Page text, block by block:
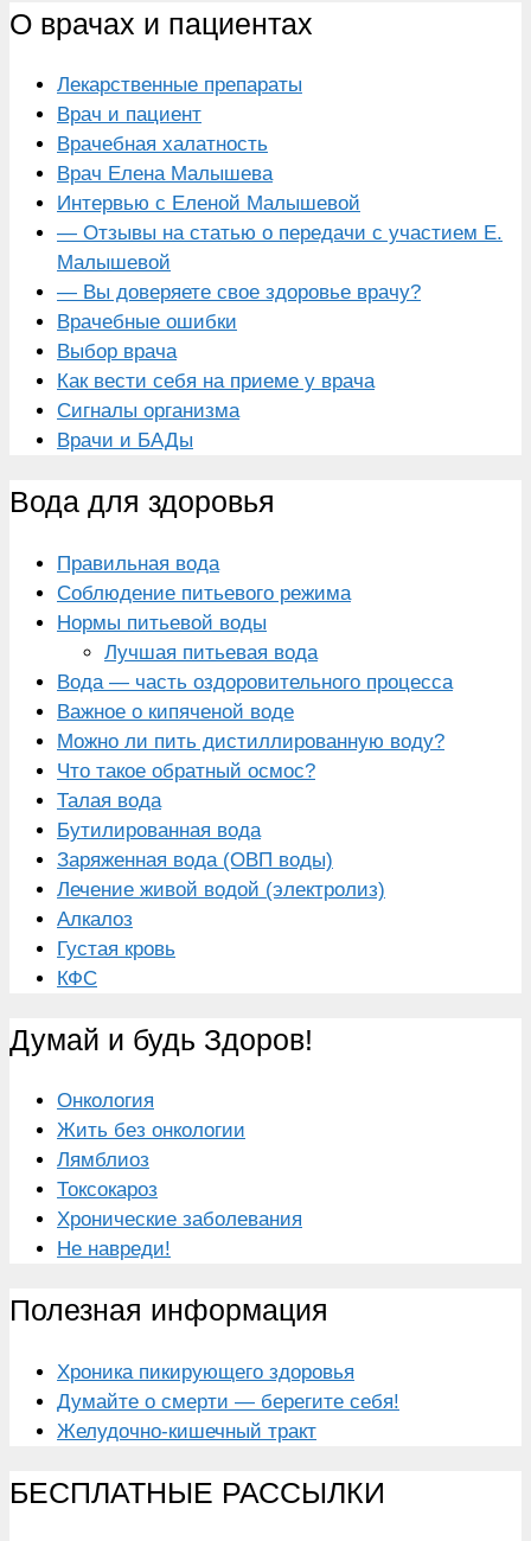
О врачах и пациентах
Лекарственные препараты
Врач и пациент
Врачебная халатность
Врач Елена Малышева
Интервью с Еленой Малышевой
— Отзывы на статью о передачи с участием Е.
Малышевой
— Вы доверяете свое здоровье врачу?
Врачебные ошибки
Выбор врача
Как вести себя на приеме у врача
Сигналы организма
Врачи и БАДы
Вода для здоровья
Правильная вода
Соблюдение питьевого режима
Нормы питьевой воды
Лучшая питьевая вода
Вода — часть оздоровительного процесса
Важное о кипяченой воде
Можно ли пить дистиллированную воду?
Что такое обратный осмос?
Талая вода
Бутилированная вода
Заряженная вода (ОВП воды)
Лечение живой водой (электролиз)
Алкалоз
Густая кровь
КФС
Думай и будь Здоров!
Онкология
Жить без онкологии
Лямблиоз
Токсокароз
Хронические заболевания
Не навреди!
Полезная информация
Хроника пикирующего здоровья
Думайте о смерти — берегите себя!
Желудочно-кишечный тракт
БЕСПЛАТНЫЕ РАССЫЛКИ